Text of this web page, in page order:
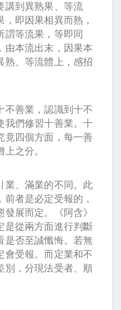
講到異熟果、等流
即因果相異而熟，
謂等流果，等即同
由本流出末，因果本
熟、等流體上，感招
不善業，認識到十不
我們修習十善業。十
竟四個方面，每一善
之分。
業、滿業的不同。此
者是必定受報的，
展而定。《阿含》
是從兩方面進行判斷
是否至誠懺悔。若無
會受報。而定業和不
別，分現法受者、順